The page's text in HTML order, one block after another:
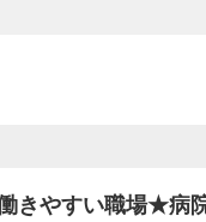
きやすい職場★